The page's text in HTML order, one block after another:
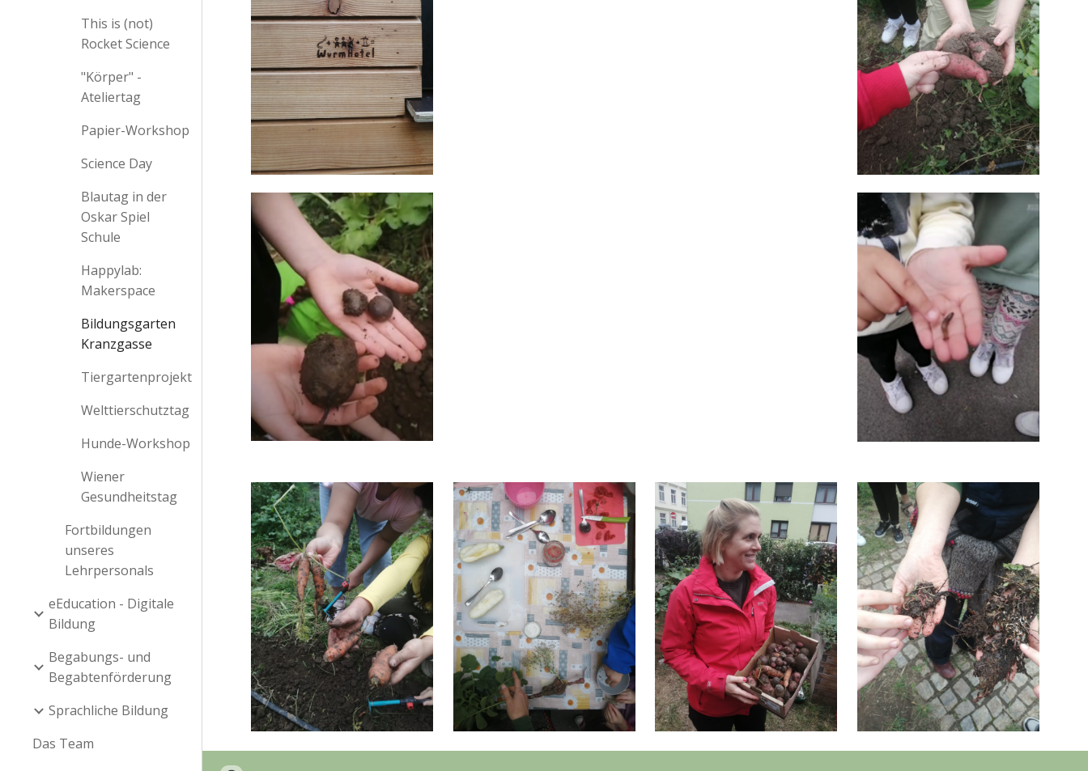
This is (not)
Rocket Science
"Körper" -
Ateliertag
Papier-Workshop
Science Day
Blautag in der
Oskar Spiel
Schule
Happylab:
Makerspace
Bildungsgarten
Kranzgasse
Tiergartenprojekt
Welttierschutztag
Hunde-Workshop
Wiener
Gesundheitstag
Fortbildungen
unseres
Lehrpersonals
eEducation - Digitale
Bildung
Begabungs- und
Begabtenförderung
Sprachliche Bildung
Das Team